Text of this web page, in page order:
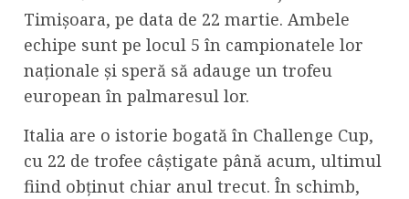
Timişoara, pe data de 22 martie. Ambele
echipe sunt pe locul 5 în campionatele lor
naţionale şi speră să adauge un trofeu
european în palmaresul lor.
Italia are o istorie bogată în Challenge Cup,
cu 22 de trofee câştigate până acum, ultimul
fiind obţinut chiar anul trecut. În schimb,